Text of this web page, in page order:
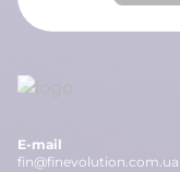
E-mail
fin@finevolution.com.ua